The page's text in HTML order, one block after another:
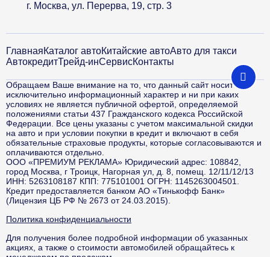
г. Москва, ул. Перерва, 19, стр. 3
ГлавнаяКаталог автоКитайские автоАвто для такси
АвтокредитТрейд-инСервисКонтакты
Обращаем Ваше внимание на то, что данный сайт носит
исключительно информационный характер и ни при каких
условиях не является публичной офертой, определяемой
положениями статьи 437 Гражданского кодекса Российской
Федерации. Все цены указаны с учетом максимальной скидки
на авто и при условии покупки в кредит и включают в себя
обязательные страховые продукты, которые согласовываются и
оплачиваются отдельно.
ООО «ПРЕМИУМ РЕКЛАМА» Юридический адрес: 108842,
город Москва, г Троицк, Нагорная ул, д. 8, помещ. 12/11/12/13
ИНН: 5263108187 КПП: 775101001 ОГРН: 1145263004501.
Кредит предоставляется банком АО «Тинькофф Банк»
(Лицензия ЦБ РФ № 2673 от 24.03.2015).
Политика конфиденциальности
Для получения более подробной информации об указанных
акциях, а также о стоимости автомобилей обращайтесь к